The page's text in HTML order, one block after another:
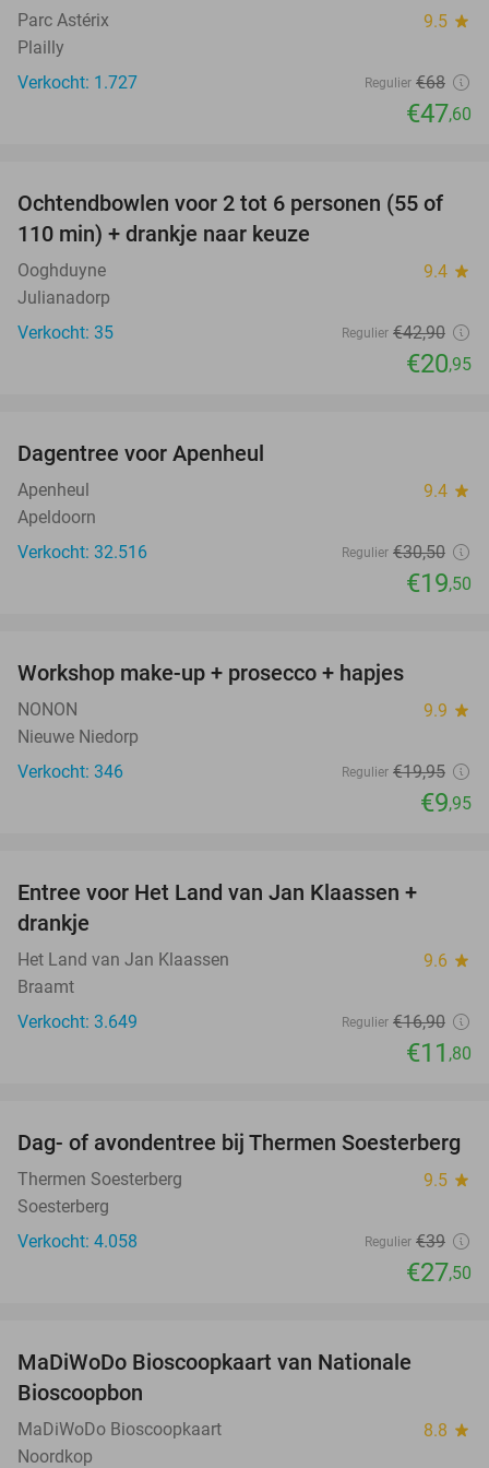
Parc Astérix 9.5 star
Plailly
Verkocht: 1.727
Regulier €68
€47,60
51%
Ochtendbowlen voor 2 tot 6 personen (55 of
110 min) + drankje naar keuze
Ooghduyne 9.4 star
Julianadorp
Verkocht: 35
Regulier €42,90
€20,95
Dagentree voor Apenheul
Apenheul 9.4 star
Apeldoorn
Verkocht: 32.516
Regulier €30,50
€19,50
Workshop make-up + prosecco + hapjes
NONON 9.9 star
Nieuwe Niedorp
Verkocht: 346
Regulier €19,95
€9,95
Entree voor Het Land van Jan Klaassen +
drankje
Het Land van Jan Klaassen 9.6 star
Braamt
Verkocht: 3.649
Regulier €16,90
€11 ,80
29%
Dag- of avondentree bij Thermen Soesterberg
Thermen Soesterberg 9.5 star
Soesterberg
Verkocht: 4.058
Regulier €39
€27,50
MaDiWoDo Bioscoopkaart van Nationale
Bioscoopbon
MaDiWoDo Bioscoopkaart 8.8 star
Noordkop